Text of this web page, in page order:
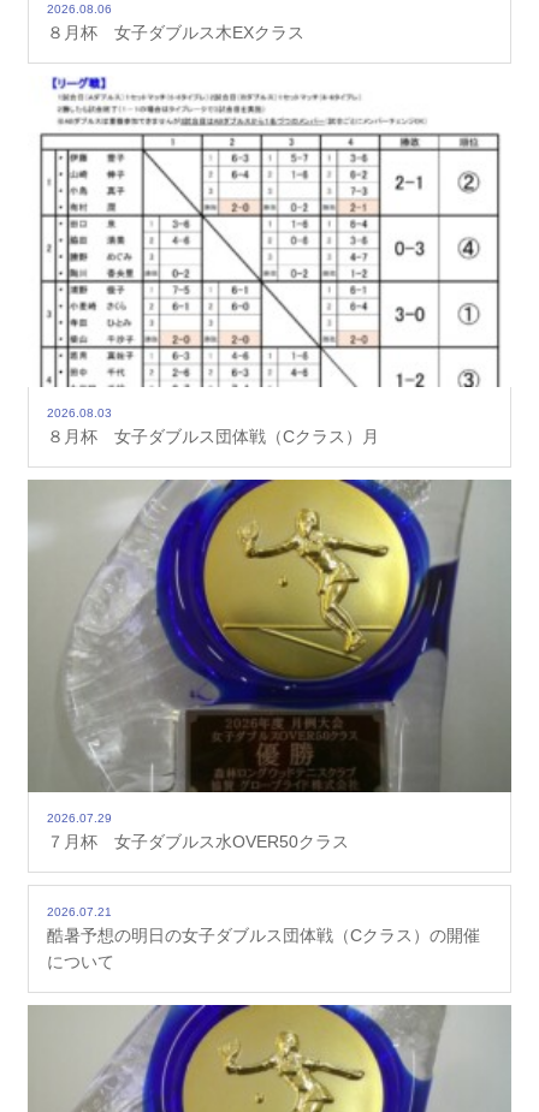
2026.08.06
８月杯 女子ダブルス木EXクラス
2026.08.03
８月杯 女子ダブルス団体戦（Cクラス）月
2026.07.29
７月杯 女子ダブルス水OVER50クラス
2026.07.21
酷暑予想の明日の女子ダブルス団体戦（Cクラス）の開催
について